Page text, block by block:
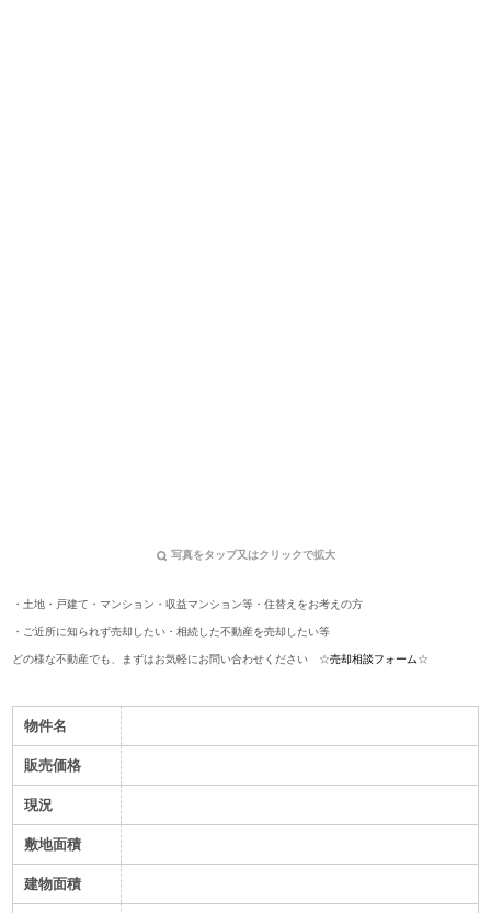
写真をタップ又はクリックで拡大
・土地・戸建て・マンション・収益マンション等 ・住替えをお考えの方
・ご近所に知られず売却したい ・相続した不動産を売却したい等
どの様な不動産でも、まずはお気軽にお問い合わせください ☆売却相談フォーム☆
物件名
販売価格
現況
敷地面積
建物面積